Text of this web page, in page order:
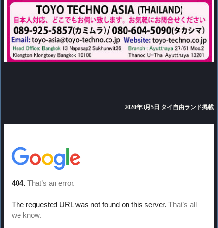
2020年3月5日 タイ自由ランド掲載